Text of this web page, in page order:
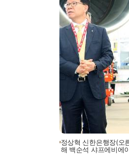
정상혁 신한은행장(오
해 백순석 샤프에비에